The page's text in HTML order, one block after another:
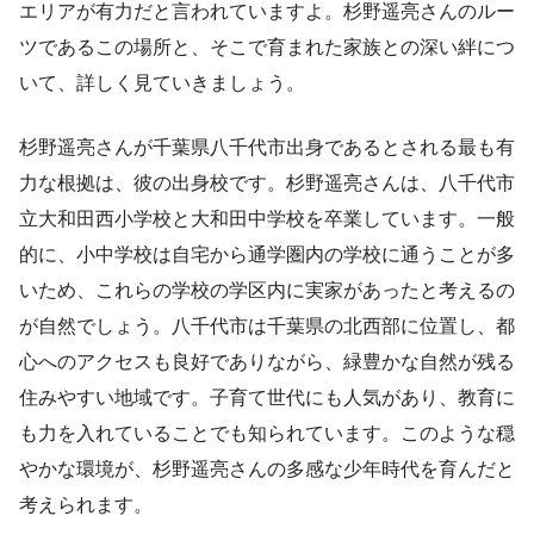
エリアが有力だと言われていますよ。杉野遥亮さんのルー
ツであるこの場所と、そこで育まれた家族との深い絆につ
いて、詳しく見ていきましょう。
杉野遥亮さんが千葉県八千代市出身であるとされる最も有
力な根拠は、彼の出身校です。杉野遥亮さんは、八千代市
立大和田西小学校と大和田中学校を卒業しています。一般
的に、小中学校は自宅から通学圏内の学校に通うことが多
いため、これらの学校の学区内に実家があったと考えるの
が自然でしょう。八千代市は千葉県の北西部に位置し、都
心へのアクセスも良好でありながら、緑豊かな自然が残る
住みやすい地域です。子育て世代にも人気があり、教育に
も力を入れていることでも知られています。このような穏
やかな環境が、杉野遥亮さんの多感な少年時代を育んだと
考えられます。